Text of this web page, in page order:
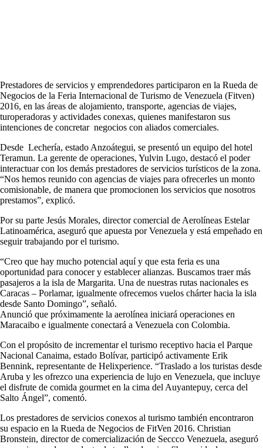
Prestadores de servicios y emprendedores participaron en la Rueda de
Negocios de la Feria Internacional de Turismo de Venezuela (Fitven)
2016, en las áreas de alojamiento, transporte, agencias de viajes,
turoperadoras y actividades conexas, quienes manifestaron sus
intenciones de concretar negocios con aliados comerciales.
Desde Lechería, estado Anzoátegui, se presentó un equipo del hotel
Teramun. La gerente de operaciones, Yulvin Lugo, destacó el poder
interactuar con los demás prestadores de servicios turísticos de la zona.
“Nos hemos reunido con agencias de viajes para ofrecerles un monto
comisionable, de manera que promocionen los servicios que nosotros
prestamos”, explicó.
Por su parte Jesús Morales, director comercial de Aerolíneas Estelar
Latinoamérica, aseguró que apuesta por Venezuela y está empeñado en
seguir trabajando por el turismo.
“Creo que hay mucho potencial aquí y que esta feria es una
oportunidad para conocer y establecer alianzas. Buscamos traer más
pasajeros a la isla de Margarita. Una de nuestras rutas nacionales es
Caracas – Porlamar, igualmente ofrecemos vuelos chárter hacia la isla
desde Santo Domingo”, señaló.
Anunció que próximamente la aerolínea iniciará operaciones en
Maracaibo e igualmente conectará a Venezuela con Colombia.
Con el propósito de incrementar el turismo receptivo hacia el Parque
Nacional Canaima, estado Bolívar, participó activamente Erik
Bennink, representante de Helixperience. “Traslado a los turistas desde
Aruba y les ofrezco una experiencia de lujo en Venezuela, que incluye
el disfrute de comida gourmet en la cima del Auyantepuy, cerca del
Salto Ángel”, comentó.
Los prestadores de servicios conexos al turismo también encontraron
su espacio en la Rueda de Negocios de FitVen 2016. Christian
Bronstein, director de comercialización de Seccco Venezuela, aseguró